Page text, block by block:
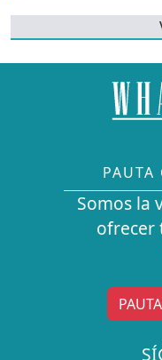
PAUTA
Somos la
ofrecer